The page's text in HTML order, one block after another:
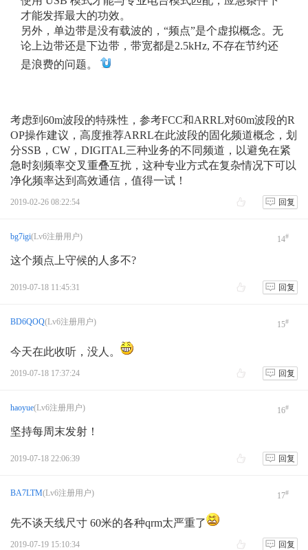
才能发挥最大的功效。
另外，单边带是没有载波的，“频点”是个虚拟概念。无
论上边带还是下边带，带宽都是2.5kHz, 不存在节约还
是浪费的问题。
考虑到60m波段的特殊性，参考FCC和ARRL对60m波段的R
OP操作建议，高度推荐ARRL在此波段的固化频道概念，划
分SSB，CW，DIGITAL三种业务的不同频道，以避免在紧
急时刻频率交叉重叠互扰，这种专业方式在复杂情况下可以
净化频率达到高效通信，值得一试！
2019-02-26 08:22:54 回复
bg7igi(Lv6注册用户) 14#
这个频点上守候的人多不?
2019-07-18 11:45:31 回复
BD6QOQ(Lv6注册用户) 15#
今天在此收听，没人。
2019-07-18 17:37:24 回复
haoyue(Lv6注册用户) 16#
坚持每周末发射！
2019-07-18 22:06:39 回复
BA7LTM(Lv6注册用户) 17#
先不谈天线尺寸 60米的各种qrm太严重了
2019-07-19 15:10:34 回复